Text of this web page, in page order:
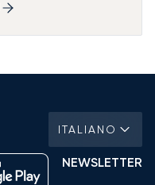
ITALIANO
NEWSLETTER